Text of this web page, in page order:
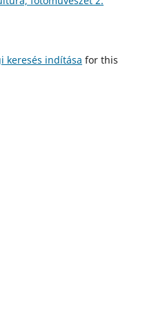
keresés indítása for this